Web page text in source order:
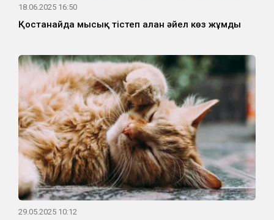
18.06.2025 16:50
Қостанайда мысық тістеп алған әйел көз жұмды
29.05.2025 10:12